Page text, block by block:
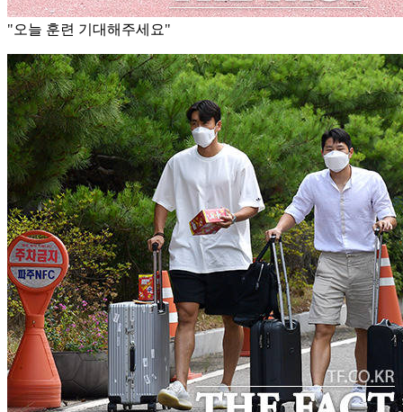
"오늘 훈련 기대해주세요"